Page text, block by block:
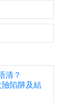
清？
陷阱及結